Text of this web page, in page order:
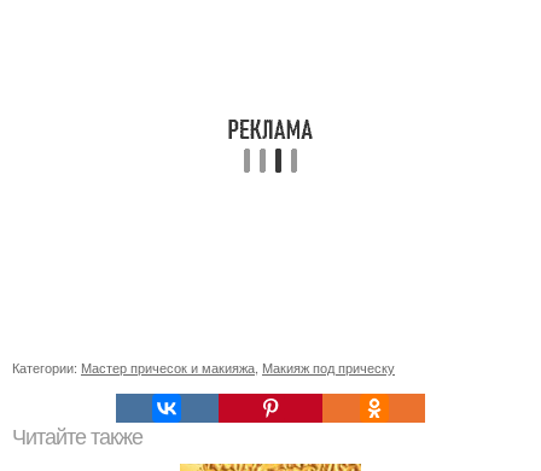
Категории: Мастер причесок и макияжа Макияж под прическу
Читайте также